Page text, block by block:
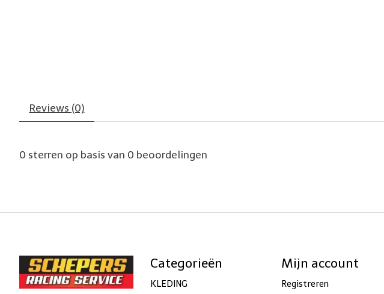
Reviews (0)
0 sterren op basis van 0 beoordelingen
Categorieën
KLEDING
Mijn account
Registreren